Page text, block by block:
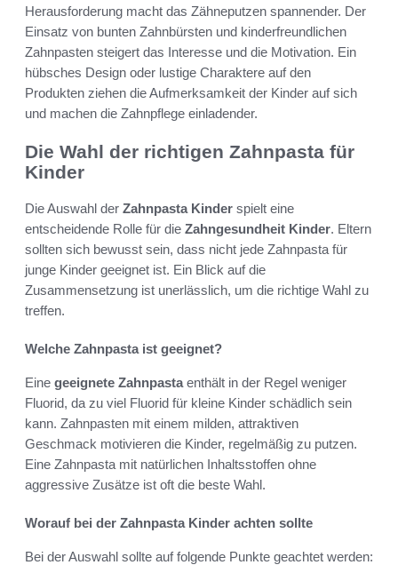
Herausforderung macht das Zähneputzen spannender. Der
Einsatz von bunten Zahnbürsten und kinderfreundlichen
Zahnpasten steigert das Interesse und die Motivation. Ein
hübsches Design oder lustige Charaktere auf den
Produkten ziehen die Aufmerksamkeit der Kinder auf sich
und machen die Zahnpflege einladender.
Die Wahl der richtigen Zahnpasta für
Kinder
Die Auswahl der Zahnpasta Kinder spielt eine
entscheidende Rolle für die Zahngesundheit Kinder. Eltern
sollten sich bewusst sein, dass nicht jede Zahnpasta für
junge Kinder geeignet ist. Ein Blick auf die
Zusammensetzung ist unerlässlich, um die richtige Wahl zu
treffen.
Welche Zahnpasta ist geeignet?
Eine geeignete Zahnpastaenthält in der Regel weniger
Fluorid, da zu viel Fluorid für kleine Kinder schädlich sein
kann. Zahnpasten mit einem milden, attraktiven
Geschmack motivieren die Kinder, regelmäßig zu putzen.
Eine Zahnpasta mit natürlichen Inhaltsstoffen ohne
aggressive Zusätze ist oft die beste Wahl.
Worauf bei der Zahnpasta Kinder achten sollte
Bei der Auswahl sollte auf folgende Punkte geachtet werden: